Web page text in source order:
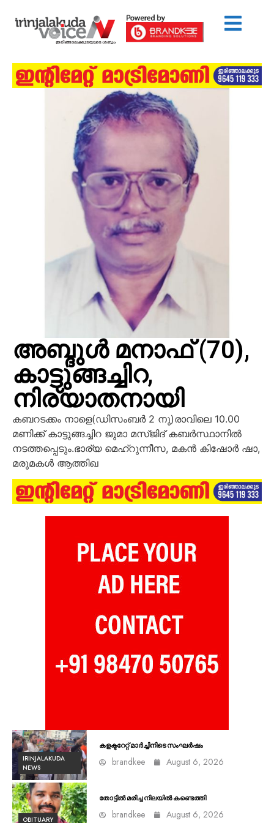
അബ്ദുൾ മനാഫ് (70),
കാട്ടുങ്ങച്ചിറ,
നിര്യാതനായി
കബറടക്കം നാളെ(ഡിസംബർ 2 നു)രാവിലെ 10.00
മണിക്ക് കാട്ടുങ്ങച്ചിറ ജുമാ മസ്ജിദ് കബർസ്ഥാനിൽ
നടത്തപ്പെടും.ഭാര്യ മെഹ്റുന്നീസ, മകൻ കിഷോർ ഷാ,
മരുമകൾ ആത്തിഖ
IRINJALAKUDA
NEWS
കളക്ടറേറ്റ് മാർച്ചിനിടെ സംഘർഷം
brandkee August 6, 2026
OBITUARY
തോട്ടിൽ മരിച്ച നിലയിൽ കണ്ടെത്തി
brandkee August 6, 2026